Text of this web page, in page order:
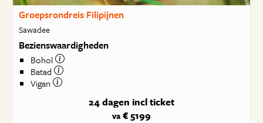
Groepsrondreis Filipijnen
Sawadee
Bezienswaardigheden
Bohol
Batad
Vigan
24 dagen incl ticket
va € 5199